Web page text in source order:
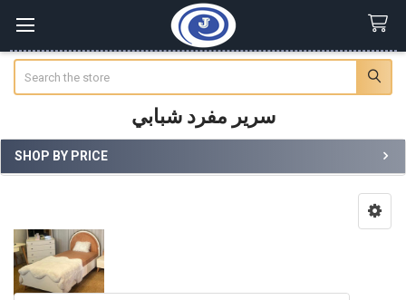
سرير مفرد شبابي
Sidebar
SHOP BY PRICE